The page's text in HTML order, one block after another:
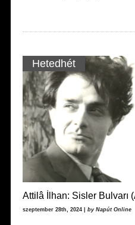
Hetedhét
Attilâ İlhan: Sisler Bulvarı
szeptember 28th, 2024 | by Napút Online